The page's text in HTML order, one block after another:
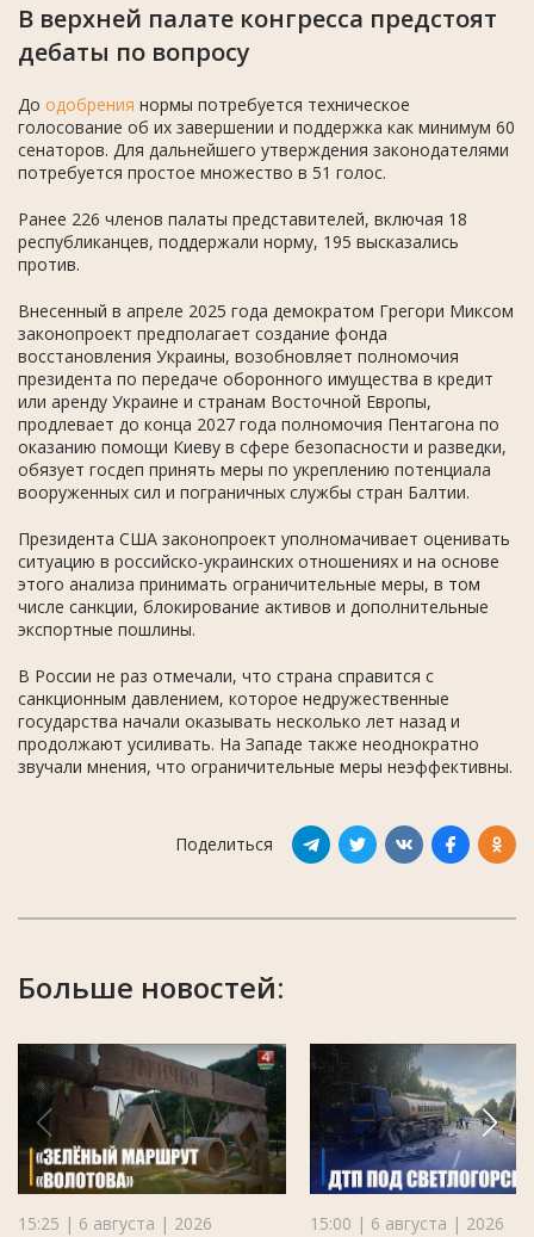
В верхней палате конгресса предстоят
дебаты по вопросу
До одобрения нормы потребуется техническое
голосование об их завершении и поддержка как минимум 60
сенаторов. Для дальнейшего утверждения законодателями
потребуется простое множество в 51 голос.
Ранее 226 членов палаты представителей, включая 18
республиканцев, поддержали норму, 195 высказались
против.
Внесенный в апреле 2025 года демократом Грегори Миксом
законопроект предполагает создание фонда
восстановления Украины, возобновляет полномочия
президента по передаче оборонного имущества в кредит
или аренду Украине и странам Восточной Европы,
продлевает до конца 2027 года полномочия Пентагона по
оказанию помощи Киеву в сфере безопасности и разведки,
обязует госдеп принять меры по укреплению потенциала
вооруженных сил и пограничных службы стран Балтии.
Президента США законопроект уполномачивает оценивать
ситуацию в российско-украинских отношениях и на основе
этого анализа принимать ограничительные меры, в том
числе санкции, блокирование активов и дополнительные
экспортные пошлины.
В России не раз отмечали, что страна справится с
санкционным давлением, которое недружественные
государства начали оказывать несколько лет назад и
продолжают усиливать. На Западе также неоднократно
звучали мнения, что ограничительные меры неэффективны.
Поделиться
Больше новостей:
15:25 | 6 августа | 2026 15:00 | 6 августа | 2026